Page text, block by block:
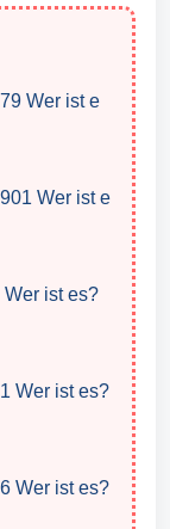
Wer ist e
Wer ist e
ist es?
Wer ist es?
Wer ist es?